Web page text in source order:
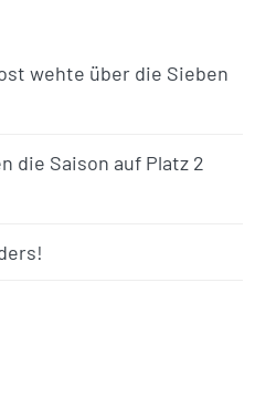
wehte über die Sieben
die Saison auf Platz 2